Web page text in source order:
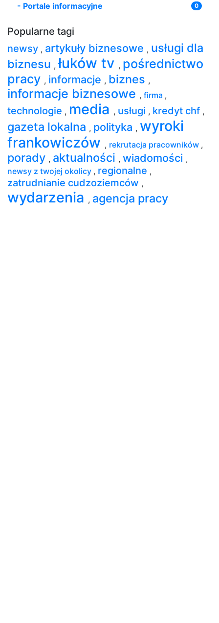
- Portale informacyjne 0
Popularne tagi
newsy , artykuły biznesowe , usługi dla
biznesu ,łuków tv , pośrednictwo
pracy , informacje , biznes ,
informacje biznesowe , firma ,
technologie , media , usługi , kredyt chf ,
gazeta lokalna , polityka , wyroki
frankowiczów , rekrutacja pracowników ,
porady , aktualności , wiadomości ,
newsy z twojej okolicy , regionalne ,
zatrudnianie cudzoziemców ,
wydarzenia , agencja pracy